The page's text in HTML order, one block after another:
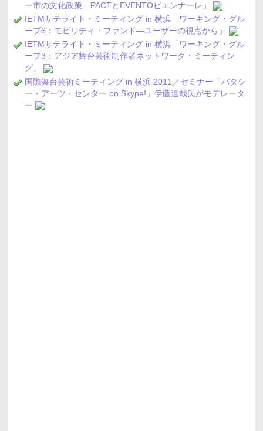
ー市の文化政策―PACTとEVENTOビエンナーレ」
IETMサテライト・ミーティング in 横浜「ワーキング・グル
ープ6：モビリティ・ファンド―ユーザーの視点から」
IETMサテライト・ミーティング in 横浜「ワーキング・グル
ープ3：アジア舞台芸術制作者ネットワーク・ミーティン
グ」
国際舞台芸術ミーティング in 横浜 2011／セミナー「バタシ
ー・アーツ・センター on Skype!」伊藤達哉氏がモデレータ
ー